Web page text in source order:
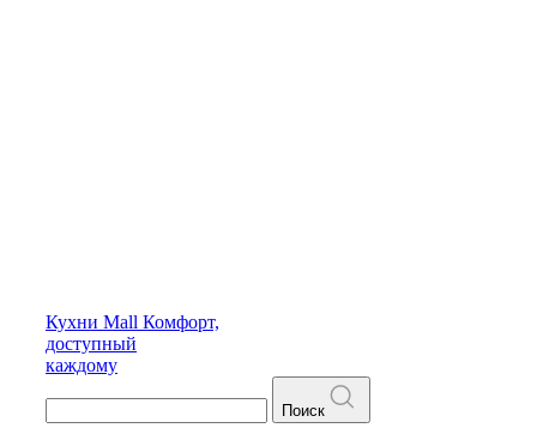
Кухни Mall Комфорт,
доступный
каждому
Поиск